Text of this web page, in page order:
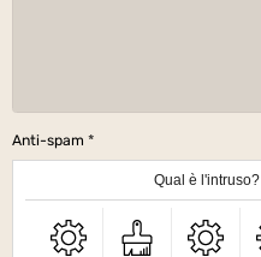
Anti-spam
Qual è l'intruso?